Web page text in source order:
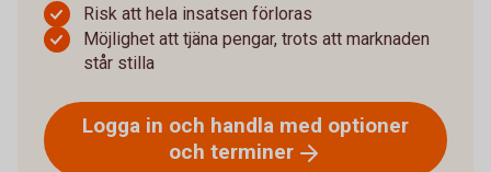
Risk att hela insatsen förloras
Möjlighet att tjäna pengar, trots att marknaden
står stilla
Logga in och handla med optioner
och terminer